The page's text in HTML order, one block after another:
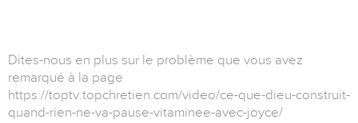
Dites-nous en plus sur le problème que vous avez
remarqué à la page
https://toptv.topchretien.com/video/ce-que-dieu-construit-
quand-rien-ne-va-pause-vitaminee-avec-joyce/